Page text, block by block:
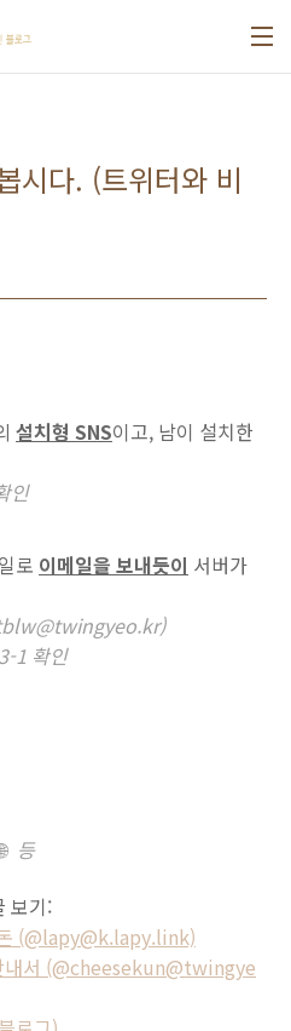
시다. (트위터와 비
설치형 SNS이고, 남이 설치한
인
로 이메일을 보내듯이 서버가
1 확인
등
보기:
(@lapy@k.lapy.link)
내서 (@cheesekun@twingye